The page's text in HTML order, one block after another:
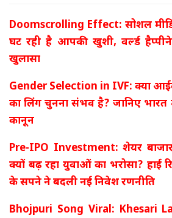
Doomscrolling Effect: सोशल
घट रही है आपकी खुशी, वर्ल्ड
खुलासा
Gender Selection in IVF: क्या
का लिंग चुनना संभव है? जानिए
कानून
Pre-IPO Investment: शेयर बाजार
क्यों बढ़ रहा युवाओं का भरोसा? हाई
के सपने ने बदली नई निवेश रणनीति
Bhojpuri Song Viral: Khesari